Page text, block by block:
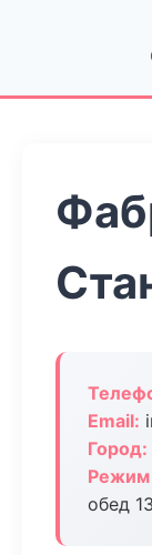
Email:
Город:
Режим
обед